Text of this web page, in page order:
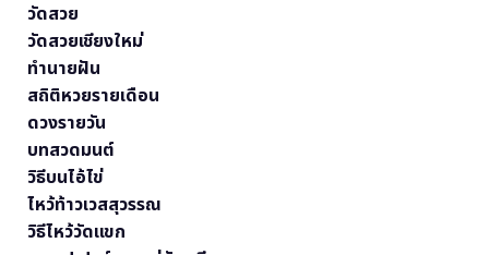
วัดสวย
วัดสวยเชียงใหม่
ทำนายฝัน
สถิติหวยรายเดือน
ดวงรายวัน
บทสวดมนต์
วิธีบนไอ้ไข่
ไหว้ท้าวเวสสุวรรณ
วิธีไหว้วัดแขก